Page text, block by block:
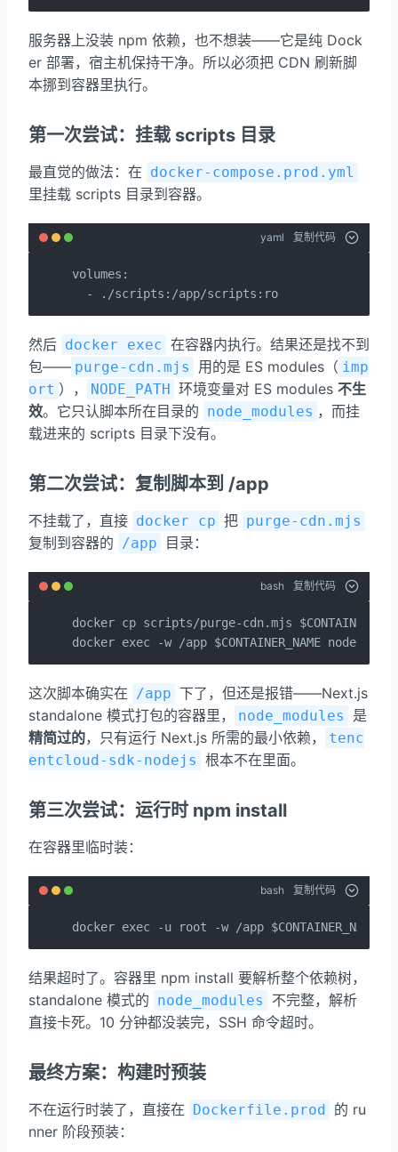
服务器上没装 npm 依赖，也不想装——它是纯 Dock
er 部署，宿主机保持干净。所以必须把 CDN 刷新脚
本挪到容器里执行。
第一次尝试：挂载 scripts 目录
最直觉的做法：在 docker-compose.prod.yml
里挂载 scripts 目录到容器。
yaml 复制代码
volumes:
  - ./scripts:/app/scripts:ro
然后 docker exec 在容器内执行。结果还是找不到
包—— purge-cdn.mjs 用的是 ES modules（ imp
ort ）， NODE_PATH 环境变量对 ES modules 不生
效。它只认脚本所在目录的 node_modules ，而挂
载进来的 scripts 目录下没有。
第二次尝试：复制脚本到 /app
不挂载了，直接 docker cp 把 purge-cdn.mjs
复制到容器的 /app 目录：
bash 复制代码
docker cp scripts/purge-cdn.mjs
docker exec -w /app $CONTAINER_NAME node
这次脚本确实在 /app 下了，但还是报错——Next.js
standalone 模式打包的容器里，
node_modules
是
精简过的，只有运行 Next.js 所需的最小依赖，
tenc
entcloud-sdk-nodejs 根本不在里面。
第三次尝试：运行时 npm install
在容器里临时装：
bash 复制代码
docker exec -u root -w /app
结果超时了。容器里 npm install 要解析整个依赖树，
standalone 模式的 node_modules
不完整，解析
直接卡死。10 分钟都没装完，SSH 命令超时。
最终方案：构建时预装
不在运行时装了，直接在 Dockerfile.prod
的 ru
nner 阶段预装：